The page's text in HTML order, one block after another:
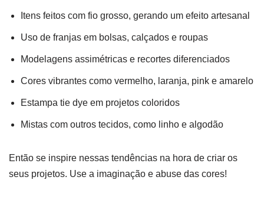
Itens feitos com fio grosso, gerando um efeito artesanal
Uso de franjas em bolsas, calçados e roupas
Modelagens assimétricas e recortes diferenciados
Cores vibrantes como vermelho, laranja, pink e amarelo
Estampa tie dye em projetos coloridos
Mistas com outros tecidos, como linho e algodão
Então se inspire nessas tendências na hora de criar os
seus projetos. Use a imaginação e abuse das cores!